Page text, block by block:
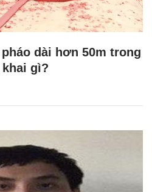
dài hơn 50m trong
gì?